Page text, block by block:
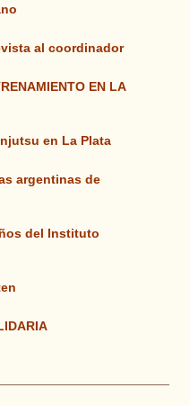
al coordinador
EN LA
en La Plata
argentinas de
del Instituto